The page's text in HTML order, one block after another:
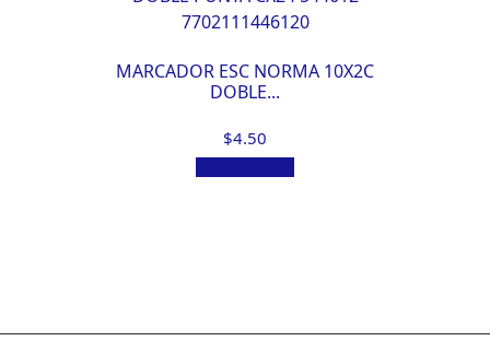
MARCADOR ESC NORMA 10X2C
DOBLE...
$4.50